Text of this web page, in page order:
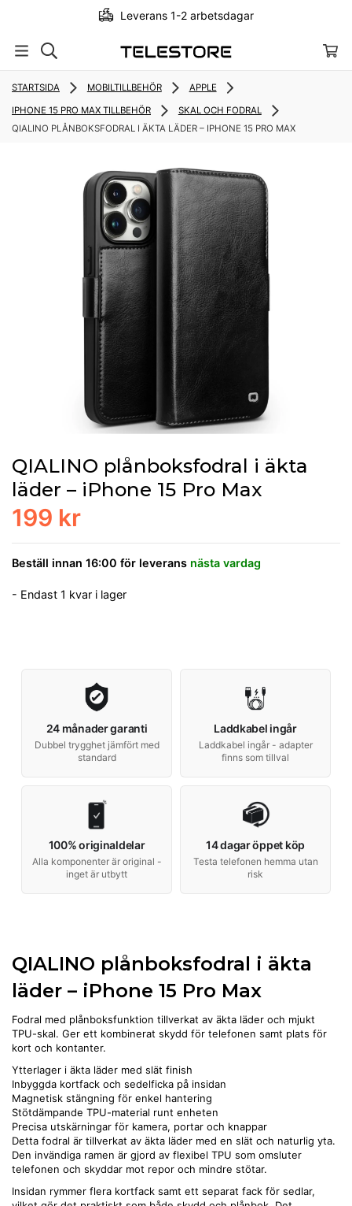
Leverans 1-2 arbetsdagar
STARTSIDA MOBILTILLBEHÖR APPLE
IPHONE 15 PRO MAX TILLBEHÖR
SKAL OCH FODRAL
QIALINO PLÅNBOKSFODRAL I ÄKTA LÄDER – IPHONE 15 PRO MAX
QIALINO plånboksfodral i äkta
läder – iPhone 15 Pro Max
199 kr
Beställ innan 16:00 för leverans nästa vardag
- Endast 1 kvar i lager
24 månader garanti
Dubbel trygghet jämfört med
standard
Laddkabel ingår
Laddkabel ingår - adapter
finns som tillval
100% originaldelar
Alla komponenter är original -
inget är utbytt
14 dagar öppet köp
Testa telefonen hemma utan
risk
QIALINO plånboksfodral i äkta
läder – iPhone 15 Pro Max
Fodral med plånboksfunktion tillverkat av äkta läder och mjukt
TPU-skal. Ger ett kombinerat skydd för telefonen samt plats för
kort och kontanter.
Ytterlager i äkta läder med slät finish
Inbyggda kortfack och sedelficka på insidan
Magnetisk stängning för enkel hantering
Stötdämpande TPU-material runt enheten
Precisa utskärningar för kamera, portar och knappar
Detta fodral är tillverkat av äkta läder med en slät och naturlig yta.
Den invändiga ramen är gjord av flexibel TPU som omsluter
telefonen och skyddar mot repor och mindre stötar.
Insidan rymmer flera kortfack samt ett separat fack för sedlar,